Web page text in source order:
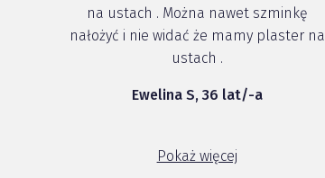
na ustach . Można nawet szminkę
nałożyć i nie widać że mamy plaster na
ustach .
Ewelina S, 36 lat/-a
Pokaż więcej